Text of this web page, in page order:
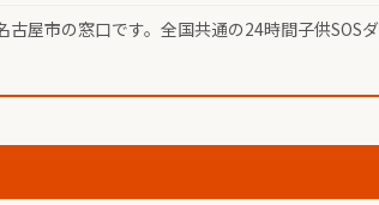
屋市の窓口です。全国共通の24時間子供SOSダ